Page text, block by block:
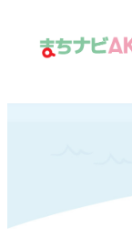
へ